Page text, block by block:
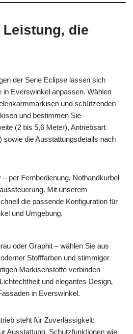
Leistung, die
der Serie Eclipse lassen sich
in Everswinkel anpassen. Wählen
und schützenden
und bestimmen Sie
(2 bis 5,6 Meter), Antriebsart
sowie die Ausstattungsdetails nach
– per Fernbedienung, Nothandkurbel
Mit unserem
die passende Konfiguration für
und Umgebung.
oder Graphit – wählen Sie aus
Stofffarben und stimmiger
Markisenstoffe verbinden
und elegantes Design,
in Everswinkel.
steht für Zuverlässigkeit:
Ausstattung, Schutzfunktionen wie